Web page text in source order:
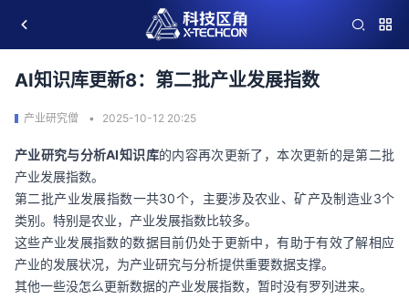
AI知识库更新8：第二批产业发展指数
产业研究僧 2025-10-12 20:25
产业研究与分析AI知识库的内容再次更新了，本次更新的是第二批
产业发展指数。
第二批产业发展指数一共30个，主要涉及农业、矿产及制造业3个
类别。特别是农业，产业发展指数比较多。
这些产业发展指数的数据目前仍处于更新中，有助于有效了解相应
产业的发展状况，为产业研究与分析提供重要数据支撑。
其他一些没怎么更新数据的产业发展指数，暂时没有罗列进来。